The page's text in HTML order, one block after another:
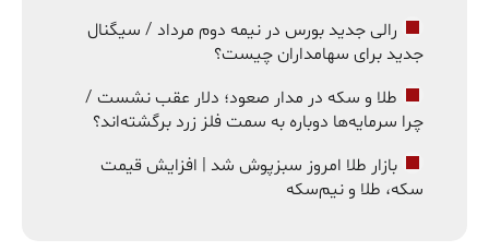
رالی جدید بورس در نیمه دوم مرداد / سیگنال
جدید برای سهامداران چیست؟
طلا و سکه در مدار صعود؛ دلار عقب نشست /
چرا سرمایه‌ها دوباره به سمت فلز زرد برگشته‌اند؟
بازار طلا امروز سبزپوش شد | افزایش قیمت
سکه، طلا و نیم‌سکه